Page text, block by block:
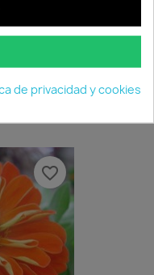
favorite_border
de privacidad y cookies